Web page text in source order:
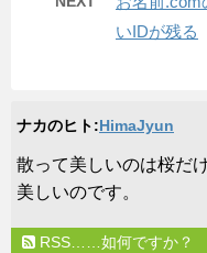
いIDが残る
ナカのヒト:HimaJyun
散って美しいのは桜だ
美しいのです。
RSS……如何ですか？